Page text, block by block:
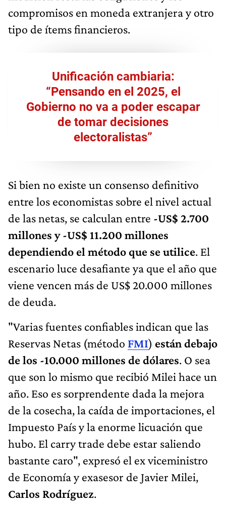
compromisos en moneda extranjera y otro
tipo de ítems financieros.
Unificación cambiaria:
“Pensando en el 2025, el
Gobierno no va a poder escapar
de tomar decisiones
electoralistas”
Si bien no existe un consenso definitivo
entre los economistas sobre el nivel actual
de las netas, se calculan entre -US$ 2.700
millones y -US$ 11.200 millones
dependiendo el método que se utilice. El
escenario luce desafiante ya que el año que
viene vencen más de US$ 20.000 millones
de deuda.
"Varias fuentes confiables indican que las
Reservas Netas (método FMI) están debajo
de los -10.000 millones de dólares. O sea
que son lo mismo que recibió Milei hace un
año. Eso es sorprendente dada la mejora
de la cosecha, la caída de importaciones, el
Impuesto País y la enorme licuación que
hubo. El carry trade debe estar saliendo
bastante caro", expresó el ex viceministro
de Economía y exasesor de Javier Milei,
Carlos Rodríguez.